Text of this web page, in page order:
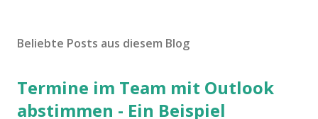
Beliebte Posts aus diesem Blog
Termine im Team mit Outlook
abstimmen - Ein Beispiel